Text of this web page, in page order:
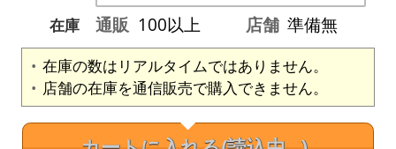
在庫
通販 100以上 店舗 準備無
在庫の数はリアルタイムではありません。
店舗の在庫を通信販売で購入できません。